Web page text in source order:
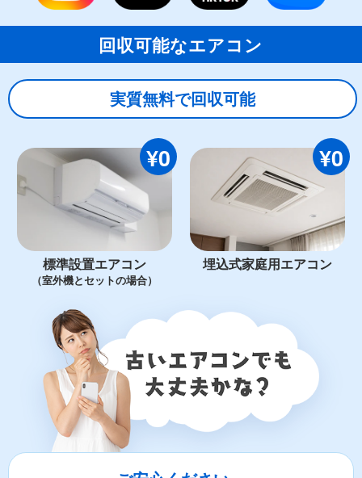
回収可能なエアコン
実質無料で回収可能
¥0
標準設置エアコン
（室外機とセットの場合）
¥0
埋込式家庭用エアコン